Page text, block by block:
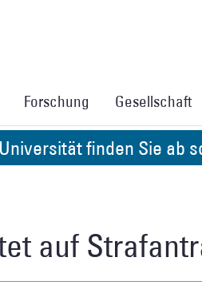
Forschung Gesellschaft
finden Sie ab
auf